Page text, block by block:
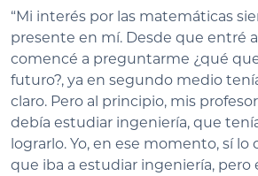
“Mi interés por las matemáticas
presente en mí. Desde que entré
comencé a preguntarme ¿qué
futuro?, ya en segundo medio
claro. Pero al principio, mis
debía estudiar ingeniería, que
lograrlo. Yo, en ese momento, sí lo
que iba a estudiar ingeniería, pero